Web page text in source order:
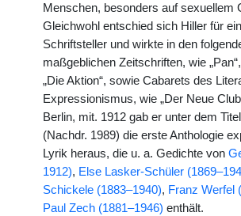
Menschen, besonders auf sexuellem
Gleichwohl entschied sich Hiller für
Schriftsteller und wirkte in den
maßgeblichen Zeitschriften, wie
„Die Aktion“, sowie Cabarets des
Expressionismus, wie „Der Neue
Berlin, mit. 1912 gab er unter dem
(Nachdr. 1989) die erste Anthologie
Lyrik heraus, die u. a. Gedichte von
1912), Else Lasker-Schüler
Schickele (1883–1940), Franz Werfel
Paul Zech (1881–1946) enthält.